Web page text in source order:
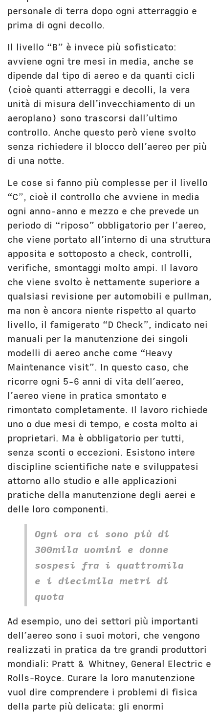
personale di terra dopo ogni atterraggio e
prima di ogni decollo.
Il livello “B” è invece più sofisticato:
avviene ogni tre mesi in media, anche se
dipende dal tipo di aereo e da quanti cicli
(cioè quanti atterraggi e decolli, la vera
unità di misura dell’invecchiamento di un
aeroplano) sono trascorsi dall’ultimo
controllo. Anche questo però viene svolto
senza richiedere il blocco dell’aereo per più
di una notte.
Le cose si fanno più complesse per il livello
“C”, cioè il controllo che avviene in media
ogni anno-anno e mezzo e che prevede un
periodo di “riposo” obbligatorio per l’aereo,
che viene portato all’interno di una struttura
apposita e sottoposto a check, controlli,
verifiche, smontaggi molto ampi. Il lavoro
che viene svolto è nettamente superiore a
qualsiasi revisione per automobili e pullman,
ma non è ancora niente rispetto al quarto
livello, il famigerato “D Check”, indicato nei
manuali per la manutenzione dei singoli
modelli di aereo anche come “Heavy
Maintenance visit”. In questo caso, che
ricorre ogni 5-6 anni di vita dell’aereo,
l’aereo viene in pratica smontato e
rimontato completamente. Il lavoro richiede
uno o due mesi di tempo, e costa molto ai
proprietari. Ma è obbligatorio per tutti,
senza sconti o eccezioni. Esistono intere
discipline scientifiche nate e sviluppatesi
attorno allo studio e alle applicazioni
pratiche della manutenzione degli aerei e
delle loro componenti.
Ogni ora ci sono più di
300mila uomini e donne
sospesi fra i quattromila
e i diecimila metri di
quota
Ad esempio, uno dei settori più importanti
dell’aereo sono i suoi motori, che vengono
realizzati in pratica da tre grandi produttori
mondiali: Pratt & Whitney, General Electric e
Rolls-Royce. Curare la loro manutenzione
vuol dire comprendere i problemi di fisica
della parte più delicata: gli enormi